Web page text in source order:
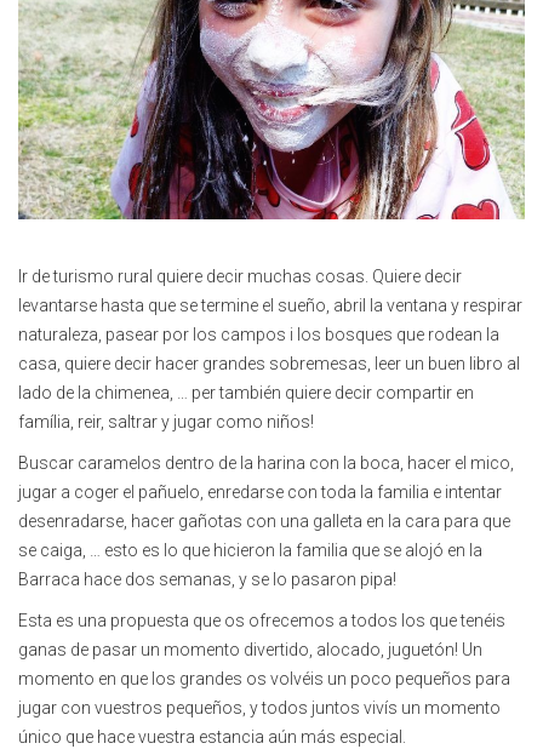
Ir de turismo rural quiere decir muchas cosas. Quiere decir
levantarse hasta que se termine el sueño, abril la ventana y respirar
naturaleza, pasear por los campos i los bosques que rodean la
casa, quiere decir hacer grandes sobremesas, leer un buen libro al
lado de la chimenea, … per también quiere decir compartir en
família, reir, saltrar y jugar como niños!
Buscar caramelos dentro de la harina con la boca, hacer el mico,
jugar a coger el pañuelo, enredarse con toda la familia e intentar
desenradarse, hacer gañotas con una galleta en la cara para que
se caiga, … esto es lo que hicieron la familia que se alojó en la
Barraca hace dos semanas, y se lo pasaron pipa!
Esta es una propuesta que os ofrecemos a todos los que tenéis
ganas de pasar un momento divertido, alocado, juguetón! Un
momento en que los grandes os volvéis un poco pequeños para
jugar con vuestros pequeños, y todos juntos vivís un momento
único que hace vuestra estancia aún más especial.